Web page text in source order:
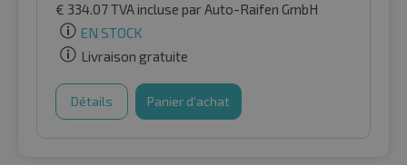
€ 334.07TVA incluse par Auto-Raifen GmbH
EN STOCK
Livraison gratuite
Détails Panier d'achat